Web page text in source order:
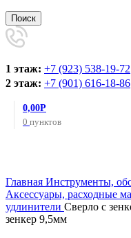
Поиск
1 этаж: +7 (923) 538-19-72
2 этаж: +7 (901) 616-18-86
0 пунктов
0,00Р
Главная Инструменты,
Аксессуары, расходные
удлинители Сверло с
зенкер 9,5мм